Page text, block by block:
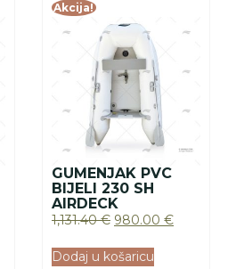
Akcija!
GUMENJAK PVC
BIJELI 230 SH
AIRDECK
1,131.40€ 980.00 €
Dodaj u košaricu